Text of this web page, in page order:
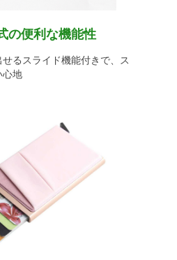
の便利な機能性
るスライド機能付きで、ス
心地